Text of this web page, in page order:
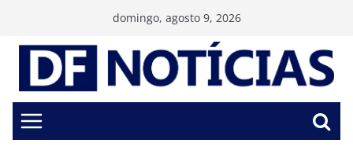
conteúdo
domingo, agosto 9, 2026